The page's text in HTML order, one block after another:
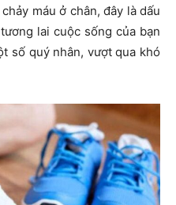
máu ở chân, đây là dấu
lai cuộc sống của bạn
số quý nhân, vượt qua khó